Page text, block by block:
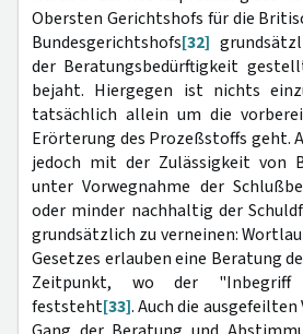
Obersten Gerichtshofs für die
Bundesgerichtshofs[32]
der Beratungsbedürftigkeit
bejaht. Hiergegen ist nichts
tatsächlich allein um die
Erörterung des Prozeßstoffs geht.
jedoch mit der Zulässigkeit von
unter Vorwegnahme der
oder minder nachhaltig der
grundsätzlich zu verneinen:
Gesetzes erlauben eine Beratung
Zeitpunkt, wo der "Inbegriff
feststeht[33]. Auch die